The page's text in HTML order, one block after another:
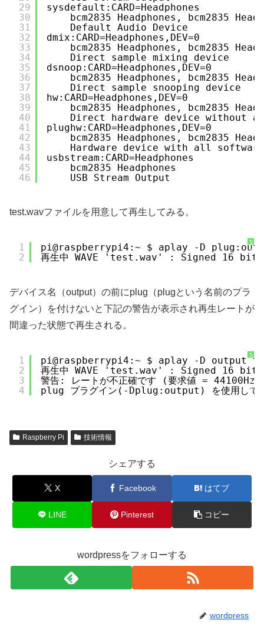
29
30
31
32
33
34
35
36
37
38
39
40
41
42
43
44
45
46
sysdefault:CARD=Headphones
bcm2835 Headphones, bcm2835
Default Audio Device
dmix:CARD=Headphones,DEV=0
bcm2835 Headphones, bcm2835
Direct sample mixing device
dsnoop:CARD=Headphones,DEV=0
bcm2835 Headphones, bcm2835
Direct sample snooping device
hw:CARD=Headphones,DEV=0
bcm2835 Headphones, bcm2835
Direct hardware device without
plughw:CARD=Headphones,DEV=0
bcm2835 Headphones, bcm2835
Hardware device with all
usbstream:CARD=Headphones
bcm2835 Headphones
USB Stream Output
test.wavファイルを用意して再生してみる。
S
y
n
t
g
l
i
に
つ
い
て
1
2
pi@raspberrypi4:~ $ aplay -D
再生中 WAVE 'test.wav' : Signed 16 bit
デバイス名（output）の前にplug（plugという名前のプラ
グイン）を付けないと下記の警告が表示され再生レートが
間違った状態で再生される。
S
n
t
a
x
い
1
2
3
4
pi@raspberrypi4:~ $ aplay -D output
再生中 WAVE 'test.wav' : Signed 16 bit
警告: レートが不正確です (要求値 =
plug プラグイン(-Dplug:output) を使用して
Raspberry Pi 技術情報
シェアする
X Facebook はてブ
LINE Pinterest コピー
wordpressをフォローする
wordpress